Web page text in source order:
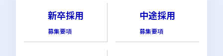
新卒採用
募集要項
中途採用
募集要項